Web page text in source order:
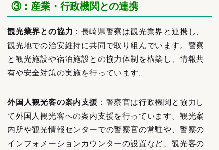
③：産業・行政機関との連携
観光業界との協力 ：長崎県警察は観光業界と連携し、
観光地での治安維持に共同で取り組んでいます。警察
と観光施設や宿泊施設との協力体制を構築し、情報共
有や安全対策の実施を行っています。
外国人観光客の案内支援 ：警察官は行政機関と協力し
て外国人観光客への案内支援を行っています。観光案
内所や観光情報センターでの警察官の常駐や、警察の
インフォメーションカウンターの設置など、観光客の